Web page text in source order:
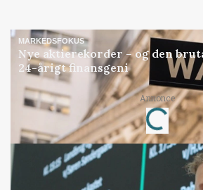
MARKEDSFOKUS
Nye aktierekorder – og den
24-årigt finansgeni
Annonce
Loading...